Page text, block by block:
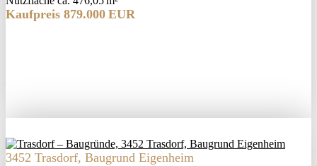
Kaufpreis 879.000 EUR
3452 Trasdorf, Baugrund Eigenheim